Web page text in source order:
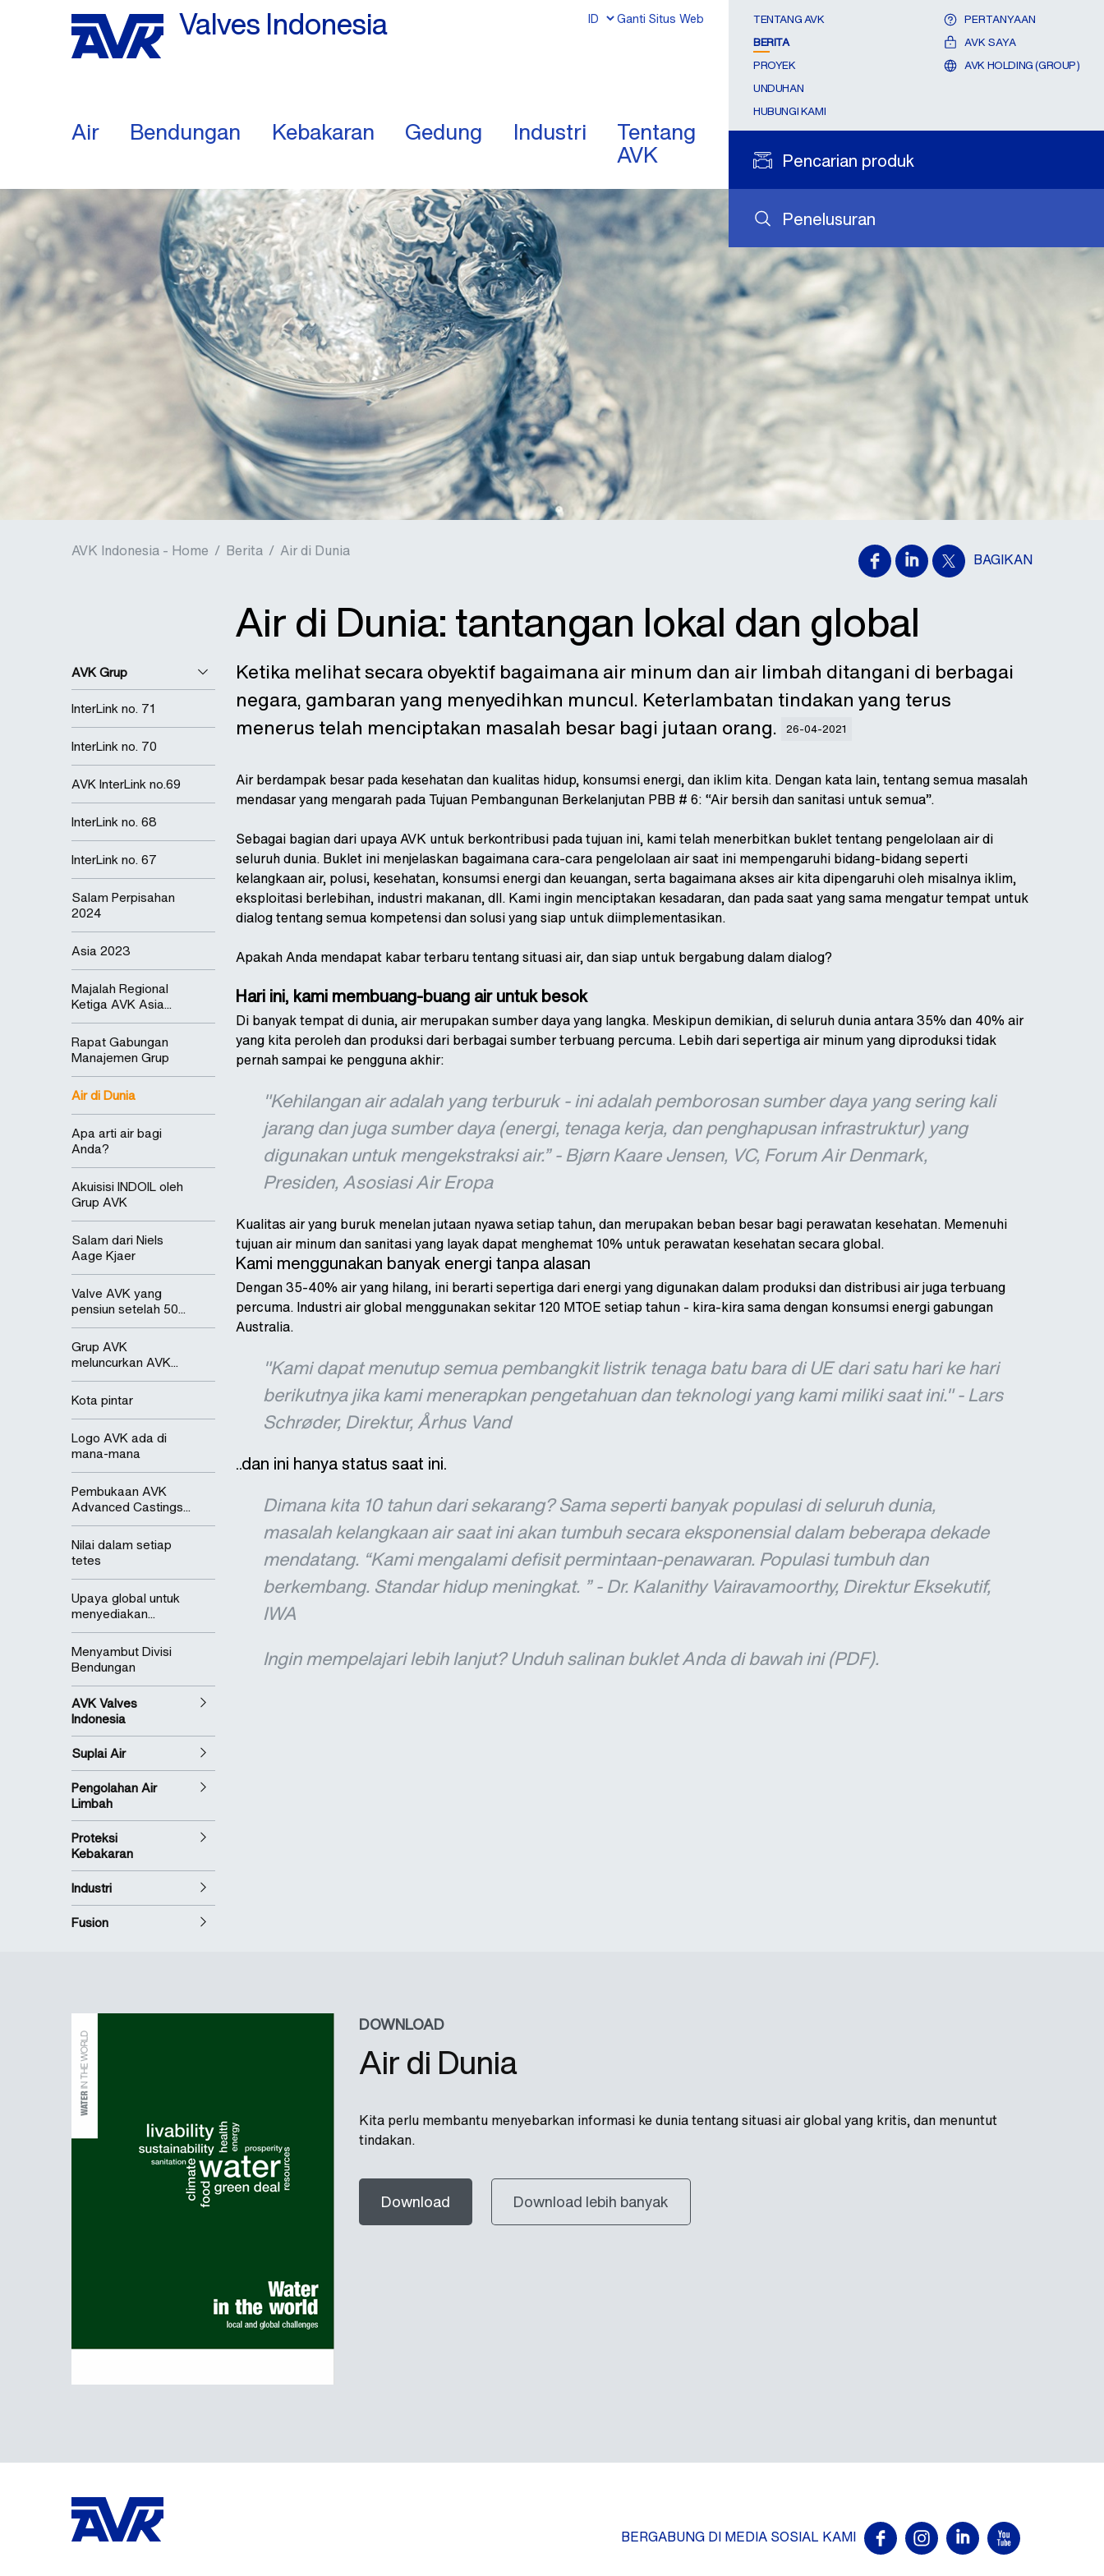
Valves Indonesia
Air Bendungan Kebakaran Gedung Industri Tentang
AVK
Penelusuran
Pencarian produk
TENTANG AVK
BERITA
PROYEK
UNDUHAN
HUBUNGI KAMI
PERTANYAAN
AVK SAYA
AVK HOLDING (GROUP)
Ganti Situs Web
AVK Indonesia - Home / Berita / Air di Dunia BAGIKAN
AVK Grup
InterLink no. 71
InterLink no. 70
AVK InterLink no.69
InterLink no. 68
InterLink no. 67
Salam Perpisahan
2024
Asia 2023
Majalah Regional
Ketiga AVK Asia...
Rapat Gabungan
Manajemen Grup
Air di Dunia
Apa arti air bagi
Anda?
Akuisisi INDOIL oleh
Grup AVK
Salam dari Niels
Aage Kjaer
Valve AVK yang
pensiun setelah 50...
Grup AVK
meluncurkan AVK...
Kota pintar
Logo AVK ada di
mana-mana
Pembukaan AVK
Advanced Castings...
Nilai dalam setiap
tetes
Upaya global untuk
menyediakan...
Menyambut Divisi
Bendungan
AVK Valves
Indonesia
Suplai Air
Pengolahan Air
Limbah
Proteksi
Kebakaran
Industri
Fusion
Air di Dunia: tantangan lokal dan global
Ketika melihat secara obyektif bagaimana air minum dan air limbah ditangani di berbagai
negara, gambaran yang menyedihkan muncul. Keterlambatan tindakan yang terus
menerus telah menciptakan masalah besar bagi jutaan orang.
26-04-2021
Air berdampak besar pada kesehatan dan kualitas hidup, konsumsi energi, dan iklim kita. Dengan kata lain, tentang semua masalah
mendasar yang mengarah pada Tujuan Pembangunan Berkelanjutan PBB # 6: “Air bersih dan sanitasi untuk semua”.
Sebagai bagian dari upaya AVK untuk berkontribusi pada tujuan ini, kami telah menerbitkan buklet tentang pengelolaan air di
seluruh dunia. Buklet ini menjelaskan bagaimana cara-cara pengelolaan air saat ini mempengaruhi bidang-bidang seperti
kelangkaan air, polusi, kesehatan, konsumsi energi dan keuangan, serta bagaimana akses air kita dipengaruhi oleh misalnya iklim,
eksploitasi berlebihan, industri makanan, dll. Kami ingin menciptakan kesadaran, dan pada saat yang sama mengatur tempat untuk
dialog tentang semua kompetensi dan solusi yang siap untuk diimplementasikan.
Apakah Anda mendapat kabar terbaru tentang situasi air, dan siap untuk bergabung dalam dialog?
Hari ini, kami membuang-buang air untuk besok
Di banyak tempat di dunia, air merupakan sumber daya yang langka. Meskipun demikian, di seluruh dunia antara 35% dan 40% air
yang kita peroleh dan produksi dari berbagai sumber terbuang percuma. Lebih dari sepertiga air minum yang diproduksi tidak
pernah sampai ke pengguna akhir:
"Kehilangan air adalah yang terburuk - ini adalah pemborosan sumber daya yang sering kali
jarang dan juga sumber daya (energi, tenaga kerja, dan penghapusan infrastruktur) yang
digunakan untuk mengekstraksi air.” - Bjørn Kaare Jensen, VC, Forum Air Denmark,
Presiden, Asosiasi Air Eropa
Kualitas air yang buruk menelan jutaan nyawa setiap tahun, dan merupakan beban besar bagi perawatan kesehatan. Memenuhi
tujuan air minum dan sanitasi yang layak dapat menghemat 10% untuk perawatan kesehatan secara global.
Kami menggunakan banyak energi tanpa alasan
Dengan 35-40% air yang hilang, ini berarti sepertiga dari energi yang digunakan dalam produksi dan distribusi air juga terbuang
percuma. Industri air global menggunakan sekitar 120 MTOE setiap tahun - kira-kira sama dengan konsumsi energi gabungan
Australia.
"Kami dapat menutup semua pembangkit listrik tenaga batu bara di UE dari satu hari ke hari
berikutnya jika kami menerapkan pengetahuan dan teknologi yang kami miliki saat ini." - Lars
Schrøder, Direktur, Århus Vand
..dan ini hanya status saat ini.
Dimana kita 10 tahun dari sekarang? Sama seperti banyak populasi di seluruh dunia,
masalah kelangkaan air saat ini akan tumbuh secara eksponensial dalam beberapa dekade
mendatang. “Kami mengalami defisit permintaan-penawaran. Populasi tumbuh dan
berkembang. Standar hidup meningkat. ” - Dr. Kalanithy Vairavamoorthy, Direktur Eksekutif,
IWA
Ingin mempelajari lebih lanjut? Unduh salinan buklet Anda di bawah ini (PDF).
DOWNLOAD
Air di Dunia
Kita perlu membantu menyebarkan informasi ke dunia tentang situasi air global yang kritis, dan menuntut
tindakan.
Download Download lebih banyak
BERGABUNG DI MEDIA SOSIAL KAMI